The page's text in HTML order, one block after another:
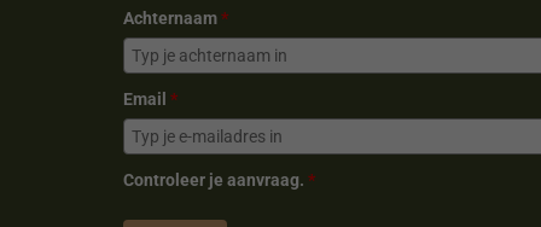
Achternaam*
Email *
Controleer je aanvraag. *